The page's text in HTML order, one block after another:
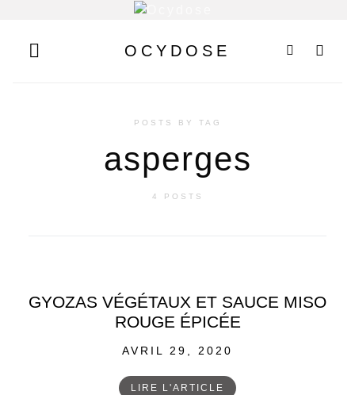
OCYDOSE
POSTS BY TAG
asperges
4 POSTS
GYOZAS VÉGÉTAUX ET SAUCE MISO
ROUGE ÉPICÉE
POSTED
AVRIL 29, 2020
LIRE L'ARTICLE